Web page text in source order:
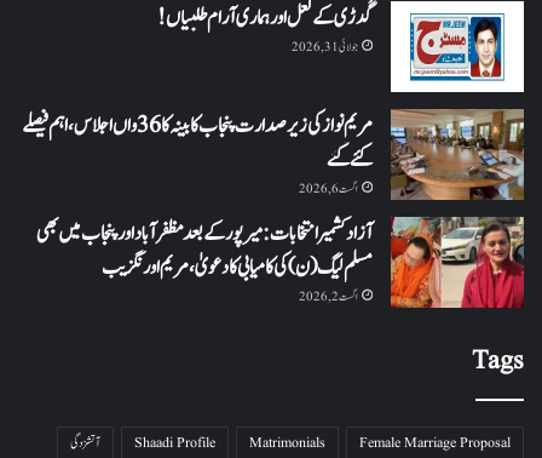
گُدڑی کے لعل اور ہماری آرام طلبیاں!
جولائی 31, 2026
مریم نواز کی زیر صدارت پنجاب کابینہ کا 36واں اجلاس،اہم فیصلے
کئے گئے
اگست 6, 2026
آزاد کشمیر انتخابات: میرپور کے بعد مظفرآباد اور پنجاب میں بھی
مسلم لیگ (ن) کی کامیابی کا دعویٰ، مریم اورنگزیب
اگست 2, 2026
Tags
Female Marriage Proposal
Matrimonials
Shaadi Profile
آتشزدگی